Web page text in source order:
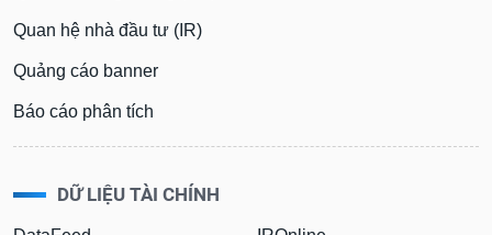
Quan hệ nhà đầu tư (IR)
Quảng cáo banner
Báo cáo phân tích
DỮ LIỆU TÀI CHÍNH